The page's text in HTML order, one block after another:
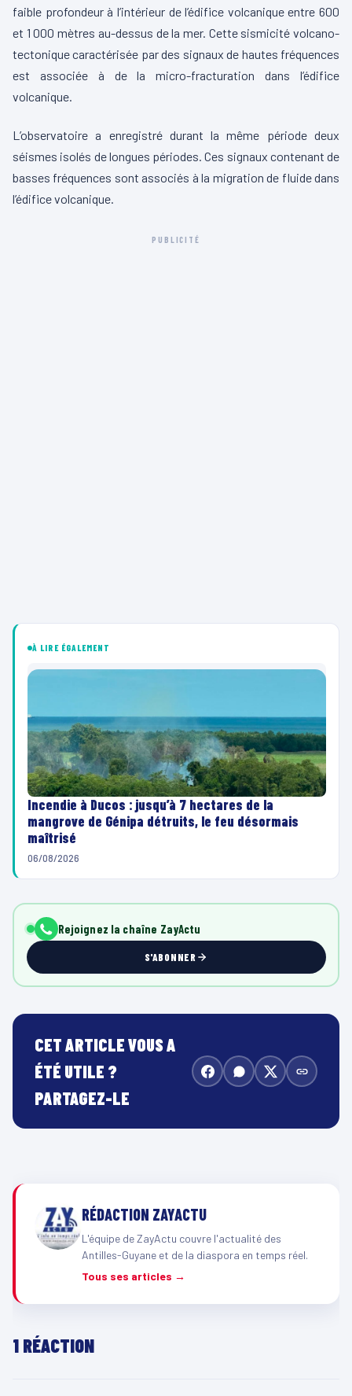
faible profondeur à l’intérieur de l’édifice volcanique entre 600
et 1 000 mètres au-dessus de la mer. Cette sismicité volcano-
tectonique caractérisée par des signaux de hautes fréquences
est associée à de la micro-fracturation dans l’édifice
volcanique.
L’observatoire a enregistré durant la même période deux
séismes isolés de longues périodes. Ces signaux contenant de
basses fréquences sont associés à la migration de fluide dans
l’édifice volcanique.
PUBLICITÉ
À LIRE ÉGALEMENT
Incendie à Ducos : jusqu’à 7 hectares de la
mangrove de Génipa détruits, le feu désormais
maîtrisé
06/08/2026
Rejoignez la chaîne ZayActu
S'ABONNER
CET ARTICLE VOUS A
ÉTÉ UTILE ?
PARTAGEZ-LE
RÉDACTION ZAYACTU
L'équipe de ZayActu couvre l'actualité des
Antilles-Guyane et de la diaspora en temps réel.
Tous ses articles →
1 RÉACTION